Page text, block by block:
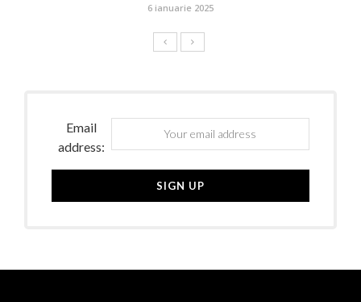
6 ianuarie 2025
Email
address: